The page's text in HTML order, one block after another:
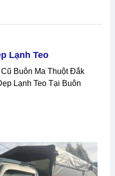
Lạnh Teo
Lạnh Teo Tại Buôn